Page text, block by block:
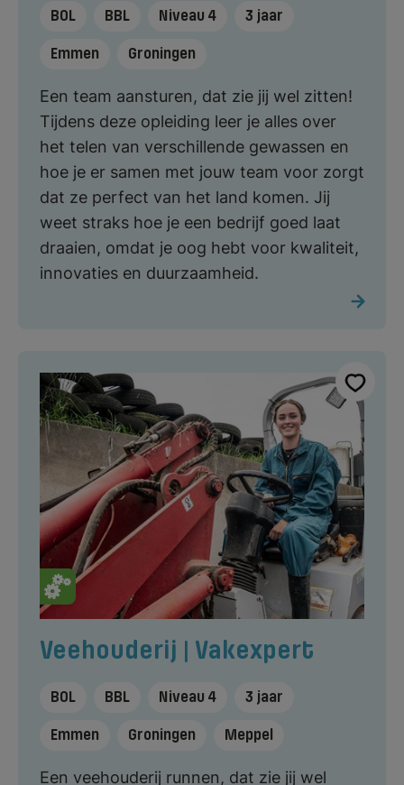
BOL BBL Niveau 4 3 jaar
Emmen Groningen
Een team aansturen, dat zie jij wel zitten!
Tijdens deze opleiding leer je alles over
het telen van verschillende gewassen en
hoe je er samen met jouw team voor zorgt
dat ze perfect van het land komen. Jij
weet straks hoe je een bedrijf goed laat
draaien, omdat je oog hebt voor kwaliteit,
innovaties en duurzaamheid.
Veehouderij | Vakexpert
BOL BBL Niveau 4 3 jaar
Emmen Groningen Meppel
Een veehouderij runnen, dat zie jij wel